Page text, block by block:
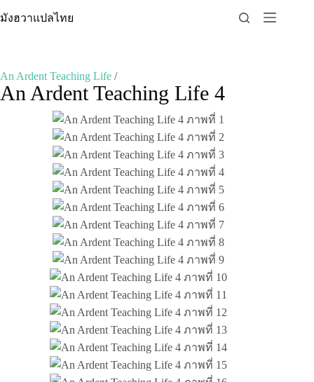
to
มังฮวาแปลไทย
An Ardent Teaching Life /
An Ardent Teaching Life 4